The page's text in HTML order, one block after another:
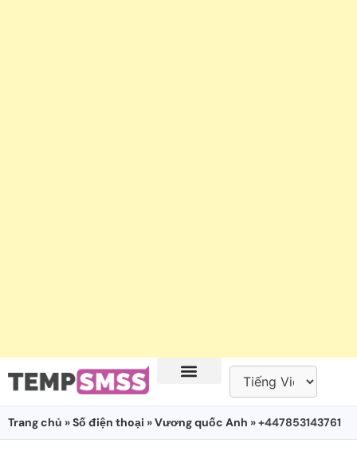
Trang chủ »Số điện thoại »Vương quốc Anh » +447853143761